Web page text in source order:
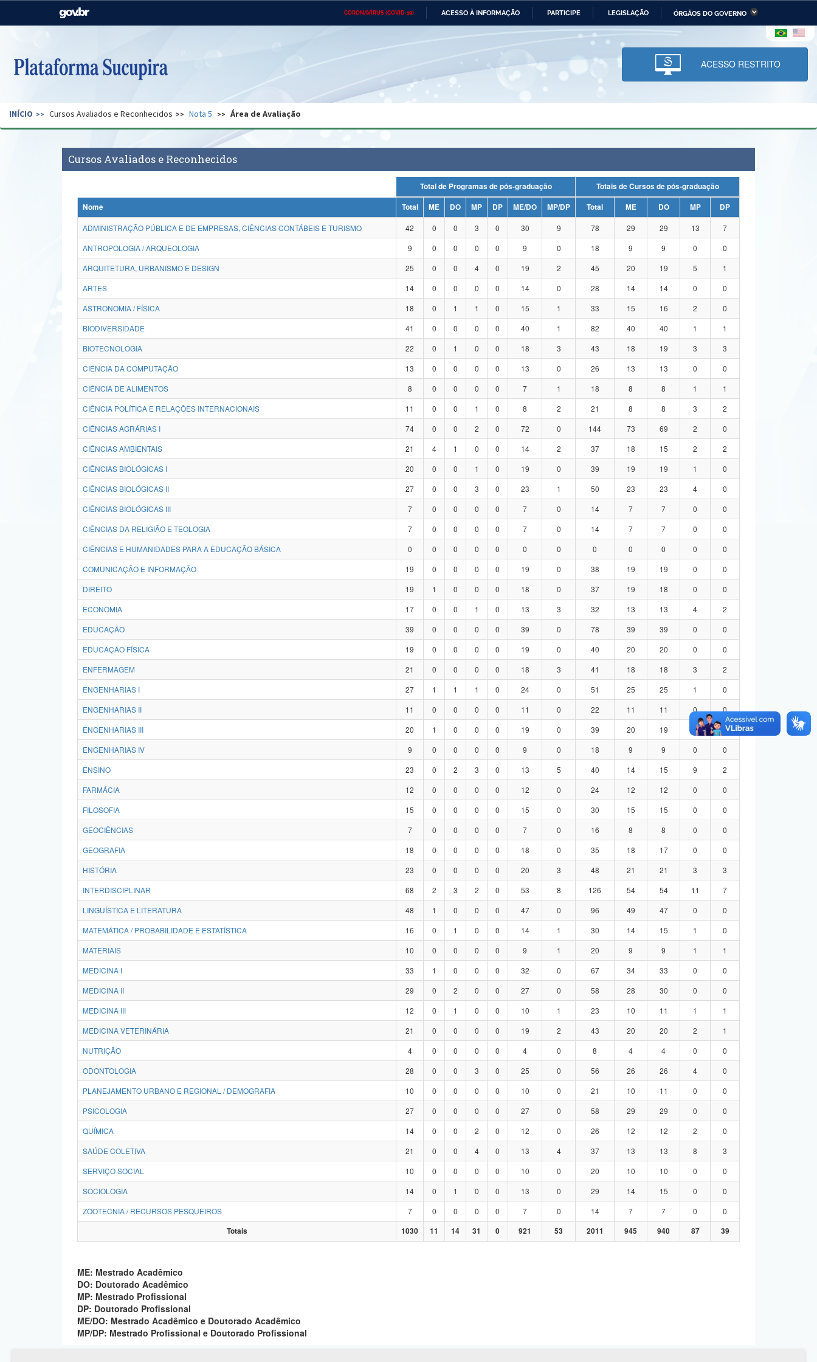
CORONAVÍRUS (COVID-19) ACESSO À INFORMAÇÃO PARTICIPE LEGISLAÇÃO ÓRGÃOS DO GOVERNO
Casa Civil Ministério das Relações Ministério da Economia Ministério da Infraestrutura
Pecuária e Abastecimento
Ministério da Ciência,
Tecnologia, Inovações e
Comunicações
Ministério do Desenvolvimento
Regional e dos Direitos Humanos
Secretaria de Governo Gabinete de Segurança Advocacia-Geral da União Banco Central do Brasil Planalto
ACESSO RESTRITO
INÍCIO Cursos Avaliados e Reconhecidos Nota 5 Área de Avaliação
Cursos Avaliados e Reconhecidos
Total de Programas de pós-graduação
Totais de Cursos de pós-graduação
Nome
Total ME DO MP DP ME/DO MP/DP Total ME DO MP
DP
ADMINISTRAÇÃO PÚBLICA E DE EMPRESAS, CIÊNCIAS CONTÁBEIS E TURISMO
42 0 0 3 0 30 9 78 29 29 13
7
ANTROPOLOGIA / ARQUEOLOGIA
9 0 0 0 0 9 0 18 9 9 0
0
ARQUITETURA, URBANISMO E DESIGN
25 0 0 4 0 19 2 45 20 19 5
1
ARTES
14 0 0 0 0 14 0 28 14 14 0
0
ASTRONOMIA / FÍSICA
18 0 1 1 0 15 1 33 15 16 2
0
BIODIVERSIDADE
41 0 0 0 0 40 1 82 40 40 1
1
BIOTECNOLOGIA
22 0 1 0 0 18 3 43 18 19 3
3
CIÊNCIA DA COMPUTAÇÃO
13 0 0 0 0 13 0 26 13 13 0
0
CIÊNCIA DE ALIMENTOS
8 0 0 0 0 7 1 18 8 8 1
1
CIÊNCIA POLÍTICA E RELAÇÕES INTERNACIONAIS
11 0 0 1 0 8 2 21 8 8 3
2
CIÊNCIAS AGRÁRIAS I
74 0 0 2 0 72 0 144 73 69 2
0
CIÊNCIAS AMBIENTAIS
21 4 1 0 0 14 2 37 18 15 2
2
CIÊNCIAS BIOLÓGICAS I
20 0 0 1 0 19 0 39 19 19 1
0
CIÊNCIAS BIOLÓGICAS II
27 0 0 3 0 23 1 50 23 23 4
0
CIÊNCIAS BIOLÓGICAS III
7 0 0 0 0 7 0 14 7 7 0
0
CIÊNCIAS DA RELIGIÃO E TEOLOGIA
7 0 0 0 0 7 0 14 7 7 0
0
CIÊNCIAS E HUMANIDADES PARA A EDUCAÇÃO BÁSICA
0 0 0 0 0 0 0 0 0 0 0
0
COMUNICAÇÃO E INFORMAÇÃO
19 0 0 0 0 19 0 38 19 19 0
0
DIREITO
19 1 0 0 0 18 0 37 19 18 0
0
ECONOMIA
17 0 0 1 0 13 3 32 13 13 4
2
EDUCAÇÃO
39 0 0 0 0 39 0 78 39 39 0
0
EDUCAÇÃO FÍSICA
19 0 0 0 0 19 0 40 20 20 0
0
ENFERMAGEM
21 0 0 0 0 18 3 41 18 18 3
2
ENGENHARIAS I
27 1 1 1 0 24 0 51 25 25 1
0
ENGENHARIAS II
11 0 0 0 0 11 0 22 11 11 0
0
ENGENHARIAS III
20 1 0 0 0 19 0 39 20 19 0
0
ENGENHARIAS IV
9 0 0 0 0 9 0 18 9 9 0
0
ENSINO
23 0 2 3 0 13 5 40 14 15 9
2
FARMÁCIA
12 0 0 0 0 12 0 24 12 12 0
0
FILOSOFIA
15 0 0 0 0 15 0 30 15 15 0
0
GEOCIÊNCIAS
7 0 0 0 0 7 0 16 8 8 0
0
GEOGRAFIA
18 0 0 0 0 18 0 35 18 17 0
0
HISTÓRIA
23 0 0 0 0 20 3 48 21 21 3
3
INTERDISCIPLINAR
68 2 3 2 0 53 8 126 54 54 11
7
LINGUÍSTICA E LITERATURA
48 1 0 0 0 47 0 96 49 47 0
0
MATEMÁTICA / PROBABILIDADE E ESTATÍSTICA
16 0 1 0 0 14 1 30 14 15 1
0
MATERIAIS
10 0 0 0 0 9 1 20 9 9 1
1
MEDICINA I
33 1 0 0 0 32 0 67 34 33 0
0
MEDICINA II
29 0 2 0 0 27 0 58 28 30 0
0
MEDICINA III
12 0 1 0 0 10 1 23 10 11 1
1
MEDICINA VETERINÁRIA
21 0 0 0 0 19 2 43 20 20 2
1
NUTRIÇÃO
4 0 0 0 0 4 0 8 4 4 0
0
ODONTOLOGIA
28 0 0 3 0 25 0 56 26 26 4
0
PLANEJAMENTO URBANO E REGIONAL / DEMOGRAFIA
10 0 0 0 0 10 0 21 10 11 0
0
PSICOLOGIA
27 0 0 0 0 27 0 58 29 29 0
0
QUÍMICA
14 0 0 2 0 12 0 26 12 12 2
0
SAÚDE COLETIVA
21 0 0 4 0 13 4 37 13 13 8
3
SERVIÇO SOCIAL
10 0 0 0 0 10 0 20 10 10 0
0
SOCIOLOGIA
14 0 1 0 0 13 0 29 14 15 0
0
ZOOTECNIA / RECURSOS PESQUEIROS
7 0 0 0 0 7 0 14 7 7 0
0
Totais
1030 11 14 31 0 921 53 2011 945 940 87 39
ME: Mestrado Acadêmico
DO: Doutorado Acadêmico
MP: Mestrado Profissional
DP: Doutorado Profissional
ME/DO: Mestrado Acadêmico e Doutorado Acadêmico
MP/DP: Mestrado Profissional e Doutorado Profissional